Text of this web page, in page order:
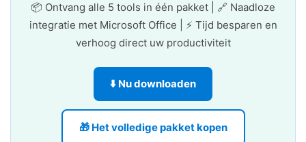
📦 Ontvang alle 5 tools in één pakket | 🔗 Naadloze
integratie met Microsoft Office | ⚡ Tijd besparen en
verhoog direct uw productiviteit
⬇️ Nu downloaden
🎁 Het volledige pakket kopen